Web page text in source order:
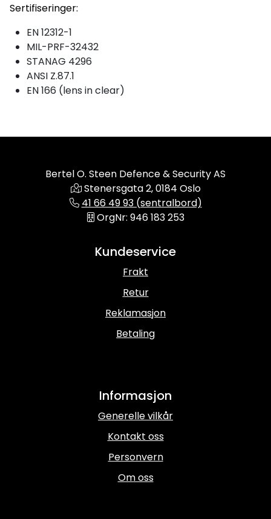
Sertifiseringer:
EN 12312-1
MIL-PRF-32432
STANAG 4296
ANSI Z.87.1
EN 166 (lens in clear)
Bertel O. Steen Defence & Security AS
Stenersgata 2, 0184 Oslo
41 66 49 93 (sentralbord)
OrgNr: 946 183 253
Kundeservice
Frakt
Retur
Reklamasjon
Betaling
Informasjon
Generelle vilkår
Kontakt oss
Personvern
Om oss